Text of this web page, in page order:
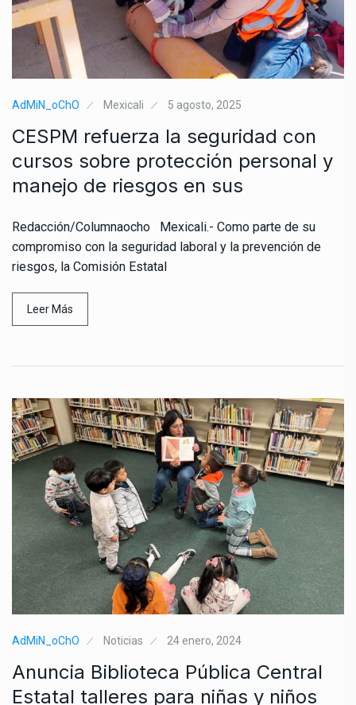
AdMiN_oChO Mexicali 5 agosto, 2025
CESPM refuerza la seguridad con
cursos sobre protección personal y
manejo de riesgos en sus
Redacción/Columnaocho Mexicali.- Como parte de su
compromiso con la seguridad laboral y la prevención de
riesgos, la Comisión Estatal
Leer Más
AdMiN_oChO Noticias 24 enero, 2024
Anuncia Biblioteca Pública Central
Estatal talleres para niñas y niños